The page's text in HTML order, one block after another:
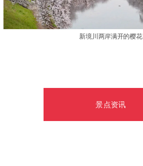
新境川两岸满开的樱花
景点资讯